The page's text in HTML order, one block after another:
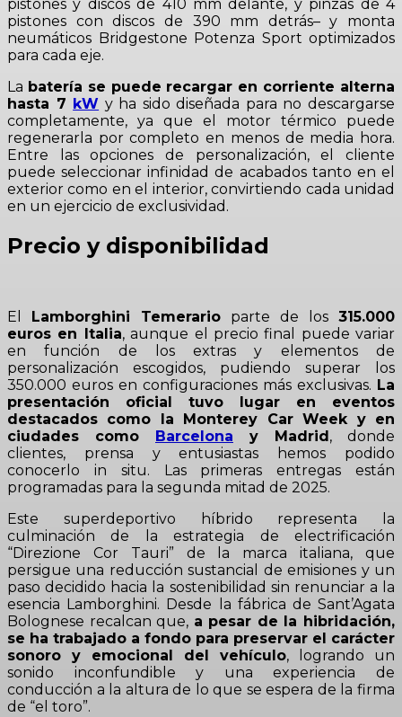
pistones y discos de 410 mm delante, y pinzas de 4
pistones con discos de 390 mm detrás– y monta
neumáticos Bridgestone Potenza Sport optimizados
para cada eje.
La batería se puede recargar en corriente alterna
hasta 7 kW y ha sido diseñada para no descargarse
completamente, ya que el motor térmico puede
regenerarla por completo en menos de media hora.
Entre las opciones de personalización, el cliente
puede seleccionar infinidad de acabados tanto en el
exterior como en el interior, convirtiendo cada unidad
en un ejercicio de exclusividad.
Precio y disponibilidad
El Lamborghini Temerario parte de los 315.000
euros en Italia, aunque el precio final puede variar
en función de los extras y elementos de
personalización escogidos, pudiendo superar los
350.000 euros en configuraciones más exclusivas. La
presentación oficial tuvo lugar en eventos
destacados como la Monterey Car Week y en
ciudades como
Barcelona y Madrid , donde
clientes, prensa y entusiastas hemos podido
conocerlo in situ. Las primeras entregas están
programadas para la segunda mitad de 2025.
Este superdeportivo híbrido representa la
culminación de la estrategia de electrificación
“Direzione Cor Tauri” de la marca italiana, que
persigue una reducción sustancial de emisiones y un
paso decidido hacia la sostenibilidad sin renunciar a la
esencia Lamborghini. Desde la fábrica de Sant’Agata
Bolognese recalcan que, a pesar de la hibridación,
se ha trabajado a fondo para preservar el carácter
sonoro y emocional del vehículo, logrando un
sonido inconfundible y una experiencia de
conducción a la altura de lo que se espera de la firma
de “el toro”.